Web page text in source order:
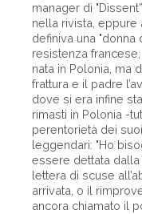
manager di
nella rivista, eppure
definiva una "donna
resistenza
nata in Polonia, ma
frattura e il padre
dove si era infine
rimasti in Polonia -
perentorietà dei
leggendari: "Ho
essere dettata
lettera di scuse
arrivata, o il
ancora chiamato il